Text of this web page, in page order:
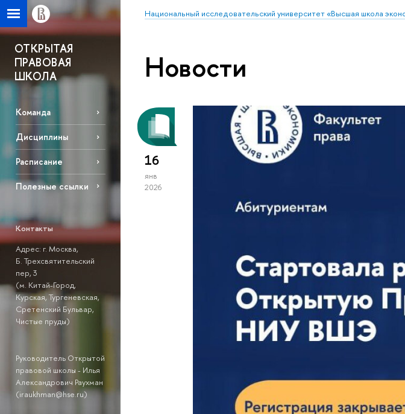
Национальный исследовательский университет «Высшая школа
ОТКРЫТАЯ
ПРАВОВАЯ
ШКОЛА
Команда
Дисциплины
Расписание
Полезные ссылки
Контакты
Адрес: г. Москва,
Б. Трехсвятительский
пер, 3
(м. Китай-Город,
Курская, Тургеневская,
Сретенский Бульвар,
Чистые пруды)
Руководитель Открытой
правовой школы - Илья
Александрович Раухман
(iraukhman@hse.ru)
Новости
16
янв
2026